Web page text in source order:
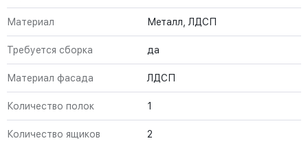
Материал Металл, ЛДСП
Требуется сборка да
Материал фасада ЛДСП
Количество полок 1
Количество ящиков 2